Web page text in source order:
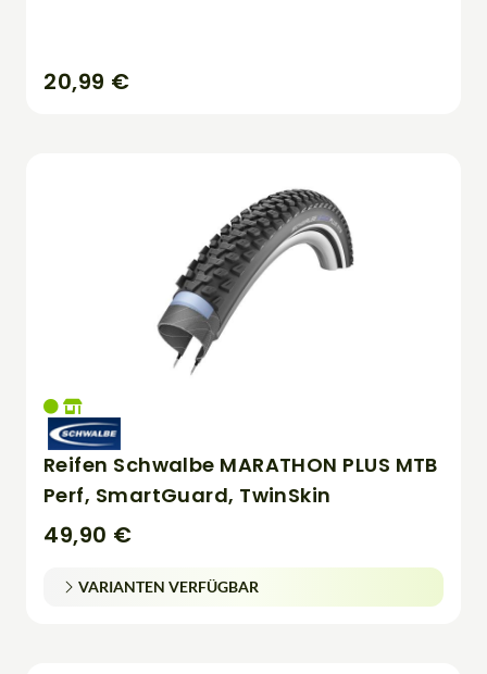
20,99 €
Reifen Schwalbe MARATHON PLUS MTB
Perf, SmartGuard, TwinSkin
49,90 €
VARIANTEN VERFÜGBAR